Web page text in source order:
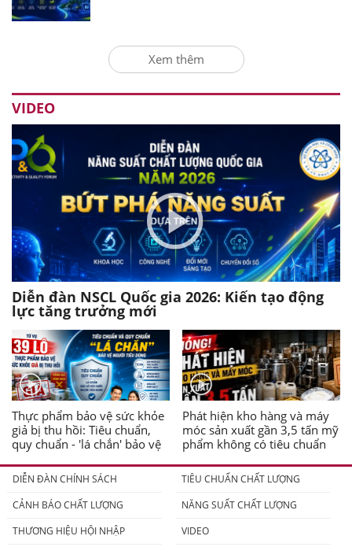
Xem thêm
VIDEO
Diễn đàn NSCL Quốc gia 2026: Kiến tạo động
lực tăng trưởng mới
Thực phẩm bảo vệ sức khỏe
giả bị thu hồi: Tiêu chuẩn,
quy chuẩn - 'lá chắn' bảo vệ
Phát hiện kho hàng và máy
móc sản xuất gần 3,5 tấn mỹ
phẩm không có tiêu chuẩn
DIỄN ĐÀN CHÍNH SÁCH
TIÊU CHUẨN CHẤT LƯỢNG
CẢNH BÁO CHẤT LƯỢNG
NĂNG SUẤT CHẤT LƯỢNG
THƯƠNG HIỆU HỘI NHẬP
VIDEO